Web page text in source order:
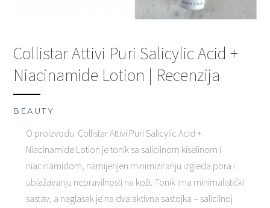
Collistar Attivi Puri Salicylic Acid +
Niacinamide Lotion | Recenzija
BEAUTY
O proizvodu Collistar Attivi Puri Salicylic Acid +
Niacinamide Lotion je tonik sa salicilnom kiselinom i
niacinamidom, namijenjen minimiziranju izgleda pora i
ublažavanju nepravilnosti na koži. Tonik ima minimalistički
sastav, a naglasak je na dva aktivna sastojka – salicilnoj